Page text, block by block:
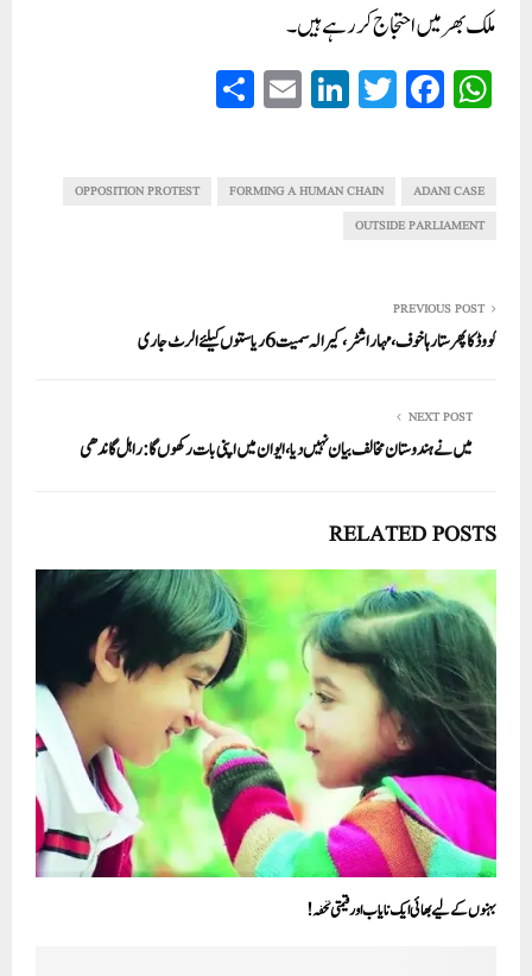
ملک بھر میں احتجاج کر رہے ہیں۔
W
ha
A
pp
Fa
ce
ok
T
wi
r
Li
nk
In
E
m
ADANI CASE
FORMING A HUMAN CHAIN
OPPOSITION PROTEST
OUTSIDE PARLIAMENT
PREVIOUS POST
کووڈ کا پھر ستا رہا خوف، مہاراشٹر، کیرالہ سمیت 6ریاستوں کیلئے الرٹ جاری
NEXT POST
میں نے ہندوستان مخالف بیان نہیں دیا، ایوان میں اپنی بات رکھوں گا :راہل گاندھی
RELATED POSTS
بہنوں کے لیے بھائی ایک نایاب اور قیمتی تحفہ!